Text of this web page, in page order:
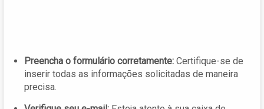
Preencha o formulário corretamente: Certifique-se de
inserir todas as informações solicitadas de maneira
precisa.